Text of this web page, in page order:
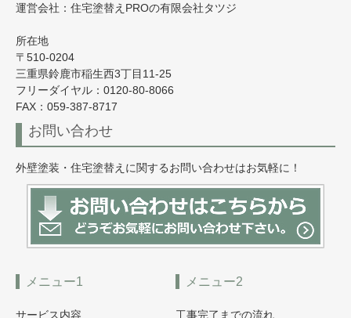
運営会社：住宅塗替えPROの有限会社タツジ
所在地
〒510-0204
三重県鈴鹿市稲生西3丁目11-25
フリーダイヤル：0120-80-8066
FAX：059-387-8717
お問い合わせ
外壁塗装・住宅塗替えに関するお問い合わせはお気軽に！
メニュー1
サービス内容
メニュー2
工事完了までの流れ